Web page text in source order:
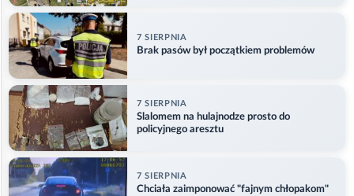
7 SIERPNIA
Brak pasów był początkiem problemów
7 SIERPNIA
Slalomem na hulajnodze prosto do
policyjnego aresztu
7 SIERPNIA
Chciała zaimponować "fajnym chłopakom"